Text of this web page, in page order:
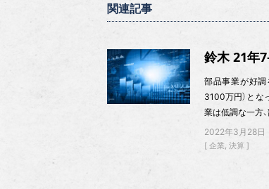
関連記事
鈴木 21年
部品事業が好調
3100万円）とな
業は低調な一方
2022年3月28日
企業 決算